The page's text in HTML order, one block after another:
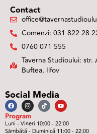
Contact
Comenzi: 031 822 28
0760 071 555
Taverna Studioului:
Buftea, Ilfov
Social Media
Program
Luni - Vineri 10:00 - 22:00
Sâmbătă - Duminică 11:00 - 22:00